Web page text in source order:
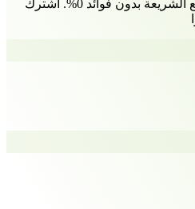
أول اشتراك سيارات متوافق مع الشريعة بدون فوائد 0%. اشترك